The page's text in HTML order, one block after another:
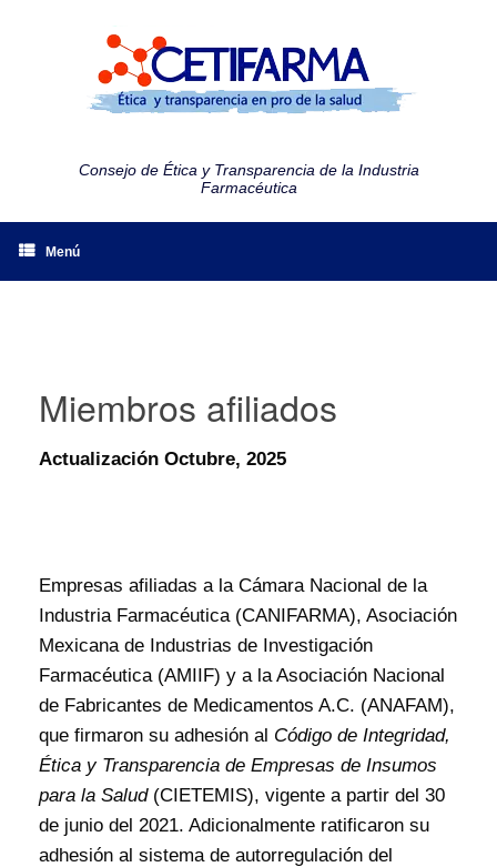
Consejo de Ética y Transparencia de la Industria
Farmacéutica
Menú
Miembros afiliados
Actualización Octubre, 2025
Empresas afiliadas a la Cámara Nacional de la
Industria Farmacéutica (CANIFARMA), Asociación
Mexicana de Industrias de Investigación
Farmacéutica (AMIIF) y a la Asociación Nacional
de Fabricantes de Medicamentos A.C. (ANAFAM),
que firmaron su adhesión al Código de Integridad,
Ética y Transparencia de Empresas de Insumos
para la Salud(CIETEMIS), vigente a partir del 30
de junio del 2021. Adicionalmente ratificaron su
adhesión al sistema de autorregulación del